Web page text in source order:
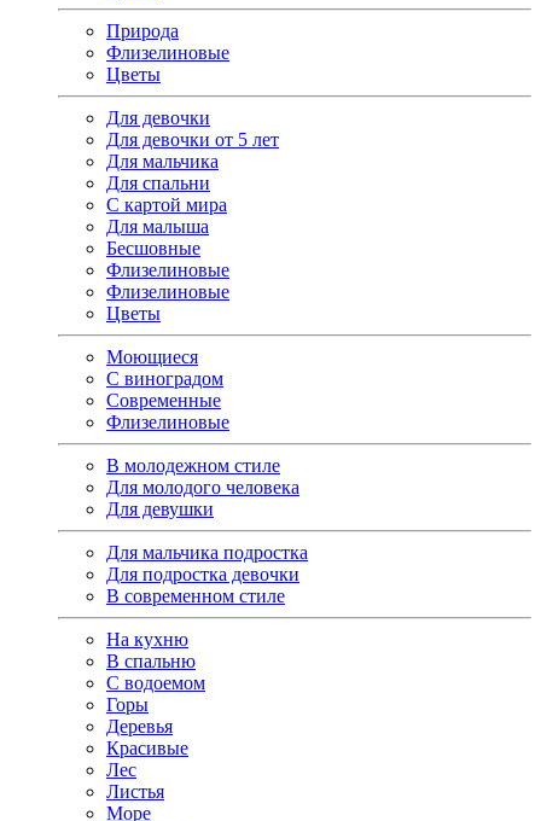
Природа
Флизелиновые
Цветы
Для девочки
Для девочки от 5 лет
Для мальчика
Для спальни
С картой мира
Для малыша
Бесшовные
Флизелиновые
Флизелиновые
Цветы
Моющиеся
С виноградом
Современные
Флизелиновые
В молодежном стиле
Для молодого человека
Для девушки
Для мальчика подростка
Для подростка девочки
В современном стиле
На кухню
В спальню
С водоемом
Горы
Деревья
Красивые
Лес
Листья
Море